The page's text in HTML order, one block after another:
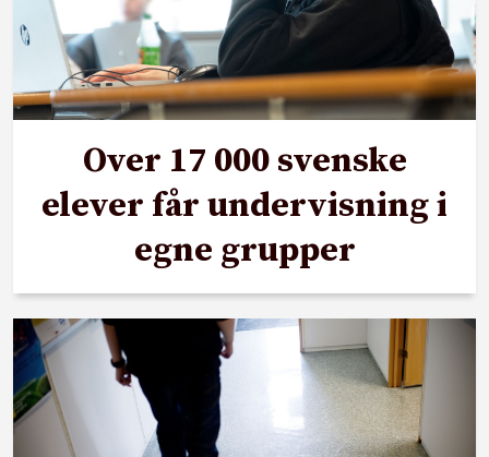
Over 17 000 svenske
elever får undervisning i
egne grupper